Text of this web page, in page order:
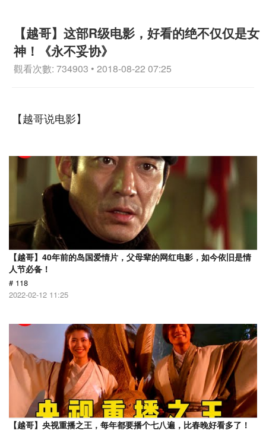
【越哥】这部R级电影，好看的绝不仅仅是女
神！《永不妥协》
觀看次數: 734903 • 2018-08-22 07:25
【越哥说电影】
【越哥】40年前的岛国爱情片，父母辈的网红电影，如今依旧是情
人节必备！
# 118
2022-02-12 11:25
【越哥】央视重播之王，每年都要播个七八遍，比春晚好看多了！